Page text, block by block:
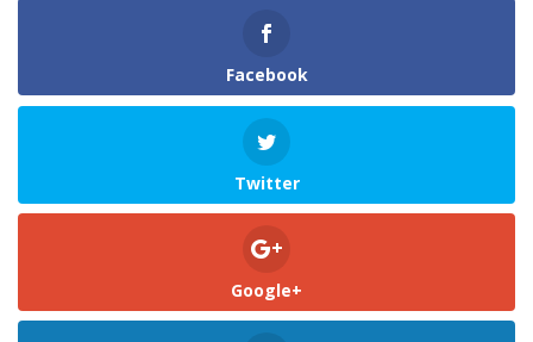
Facebook
Twitter
Google+